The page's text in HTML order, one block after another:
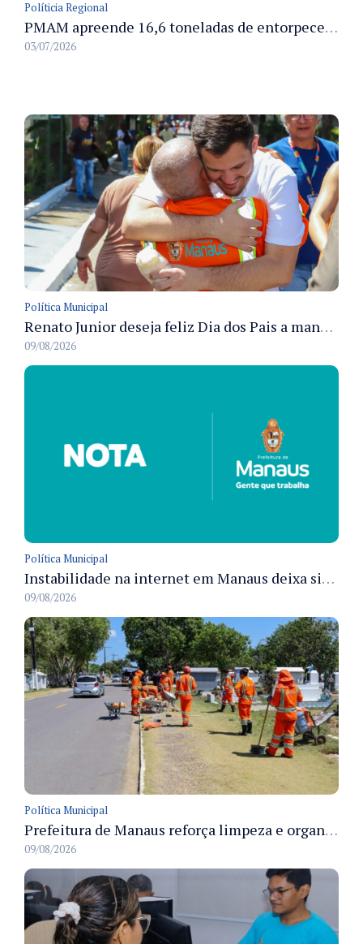
Políticia Regional
PMAM apreende 16,6 toneladas de entorpecentes e registra aumento nas prisões em flagrante e nas capturas de foragidos no primeiro semestre de 2026
03/07/2026
Política Municipal
Renato Junior deseja feliz Dia dos Pais a manauaras e detalha preparo dos cemitérios municipais
09/08/2026
Política Municipal
Instabilidade na internet em Manaus deixa sistemas de atendimento municipal temporariamente indisponíveis
09/08/2026
Política Municipal
Prefeitura de Manaus reforça limpeza e organização dos cemiterios municipais para receber famílias no Dia dos Pais
09/08/2026